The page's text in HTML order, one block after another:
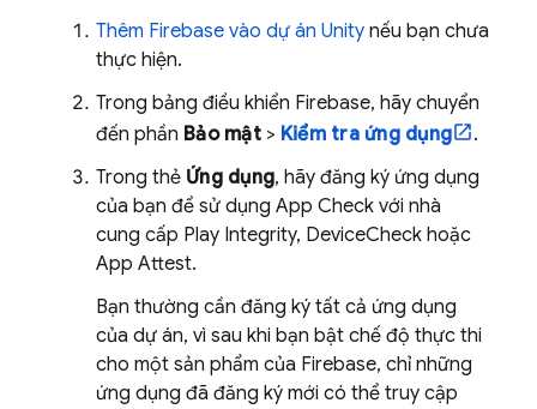
Thêm Firebase vào dự án Unity nếu bạn chưa
thực hiện.
Trong bảng điều khiển Firebase, hãy chuyển
đến phần Bảo mật> Kiểm tra ứng dụng
.
Trong thẻ Ứng dụng, hãy đăng ký ứng dụng
của bạn để sử dụng App Check với nhà
cung cấp Play Integrity, DeviceCheck hoặc
App Attest.
Bạn thường cần đăng ký tất cả ứng dụng
của dự án, vì sau khi bạn bật chế độ thực thi
cho một sản phẩm của Firebase, chỉ những
ứng dụng đã đăng ký mới có thể truy cập